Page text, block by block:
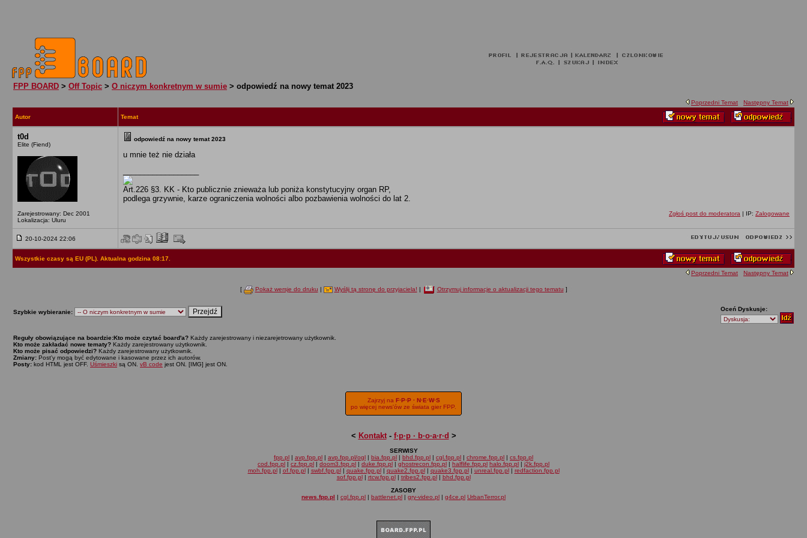
FPP BOARD > Off Topic > O niczym konkretnym w sumie > odpowiedź na nowy temat 2023
Poprzedni Temat Następny Temat
Autor Temat
t0d
Elite (Fiend)
Zarejestrowany: Dec 2001
Lokalizacja: Uluru
odpowiedź na nowy temat 2023
u mnie też nie działa
Art.226 §3. KK - Kto publicznie znieważa lub poniża konstytucyjny organ RP,
podlega grzywnie, karze ograniczenia wolności albo pozbawienia wolności do lat 2.
Zgłoś post do moderatora | IP: Zalogowane
20-10-2024 22:06
Wszystkie czasy są EU (PL). Aktualna godzina 08:17.
Poprzedni Temat Następny Temat
[ Pokaż wersje do druku | Wyślij tą stronę do przyjaciela! | Otrzymuj informacje o aktualizacji tego tematu ]
Szybkie wybieranie: Oceń Dyskusje:
Reguły obowiązujące na boardzie:Kto może czytać board'a? Każdy zarejestrowany i niezarejetrowany użytkownik.
Kto może zakładać nowe tematy? Każdy zarejestrowany użytkownik.
Kto może pisać odpowiedzi? Każdy zarejestrowany użytkownik.
Zmiany: Post'y mogą być edytowane i kasowane przez ich autorów.
Posty: kod HTML jest OFF. Uśmieszki są ON. vB code jest ON. [IMG] jest ON.
Zajrzyj na F·P·P · N·E·W·S
po więcej news'ów ze świata gier FPP.
< Kontakt- f·p·p · b·o·a·r·d >
SERWISY
fpp.pl | avp.fpp.pl | avp.fpp.pl/ogl | bia.fpp.pl | bhd.fpp.pl | cgl.fpp.pl | chrome.fpp.pl | cs.fpp.pl
cod.fpp.pl | cz.fpp.pl | doom3.fpp.pl | duke.fpp.pl | ghostrecon.fpp.pl | halflife.fpp.pl halo.fpp.pl | j2k.fpp.pl
moh.fpp.pl| of.fpp.pl| swbf.fpp.pl| quake.fpp.pl| quake2.fpp.pl| quake3.fpp.pl| unreal.fpp.pl| redfaction.fpp.pl
sof.fpp.pl| rtcw.fpp.pl| tribes2.fpp.pl| bhd.fpp.pl
ZASOBY
news.fpp.pl | cgl.fpp.pl | battlenet.pl | gry-video.pl | g4ce.pl UrbanTerror.pl